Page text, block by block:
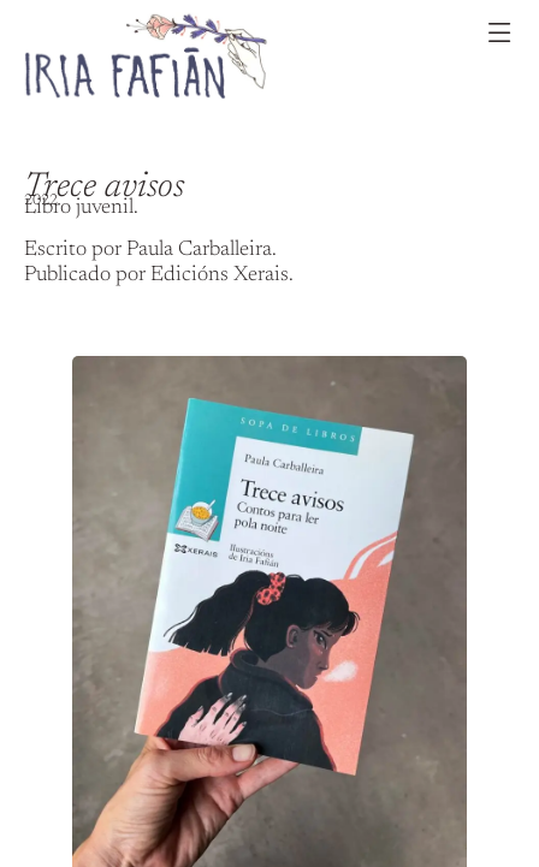
Trece avisos
2022
Libro juvenil.
Escrito por Paula Carballeira.
Publicado por Edicións Xerais.